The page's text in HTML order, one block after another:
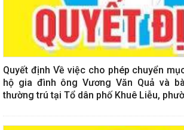
Quyết định Về việc cho phép chuyển
hộ gia đình ông Vương Văn Quả và
thường trú tại Tổ dân phố Khuê Liễu,